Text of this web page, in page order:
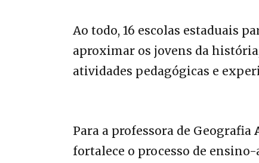
Ao todo, 16 escolas estaduais
aproximar os jovens da
atividades pedagógicas e
Para a professora de Geografia
fortalece o processo de